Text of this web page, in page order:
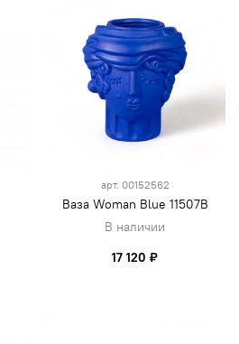
арт. 00152562
Ваза Woman Blue 11507B
В наличии
17 120 ₽